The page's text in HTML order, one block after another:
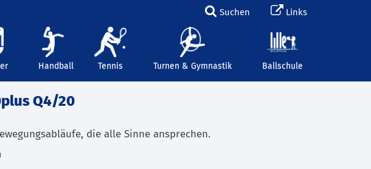
Suchen Links
Handball Tennis Turnen & Gymnastik Ballschule
Q4/20
die alle Sinne ansprechen.